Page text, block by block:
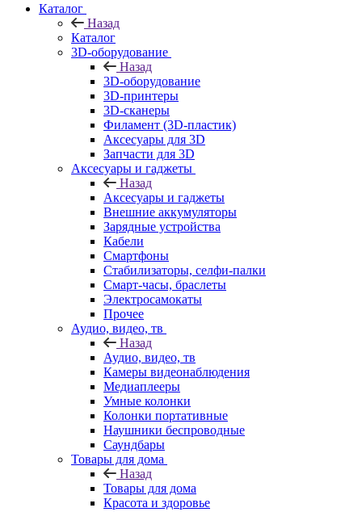
Каталог
Назад
Каталог
3D-оборудование
Назад
3D-оборудование
3D-принтеры
3D-сканеры
Филамент (3D-пластик)
Аксесуары для 3D
Запчасти для 3D
Аксесуары и гаджеты
Назад
Аксесуары и гаджеты
Внешние аккумуляторы
Зарядные устройства
Кабели
Смартфоны
Стабилизаторы, селфи-палки
Смарт-часы, браслеты
Электросамокаты
Прочее
Аудио, видео, тв
Назад
Аудио, видео, тв
Камеры видеонаблюдения
Медиаплееры
Умные колонки
Колонки портативные
Наушники беспроводные
Саундбары
Товары для дома
Назад
Товары для дома
Красота и здоровье